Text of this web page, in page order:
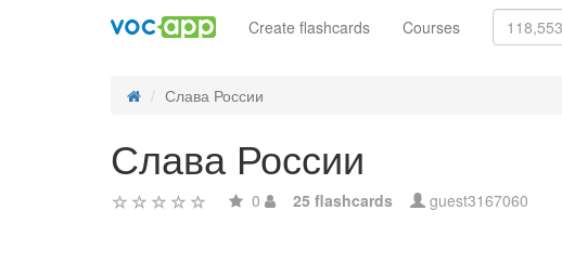
Create flashcards Courses
Слава России
Слава России
0 25 flashcards guest3167060